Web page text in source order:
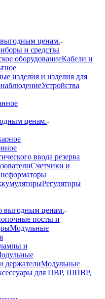
выгодным ценам.
и средства
оборудованиеКабели и
изделия и изделия для
Устройства
ценам.
ввода резерва
Счетчики и
Регуляторы
выгодным ценам.
посты и
Модульные
и
держателиМодульные
для ПВР, ШПВР,